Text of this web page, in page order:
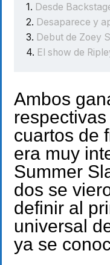
Desde
Desaparece y
Debut de Zoey
El show de
Ambos
cuartos de
era muy
Summer
dos se
definir al
universal
ya se